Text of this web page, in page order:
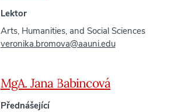
Lektor
Arts, Humanities, and Social Sciences
veronika.bromova@aauni.edu
MgA. Jana Babincová
Přednášející